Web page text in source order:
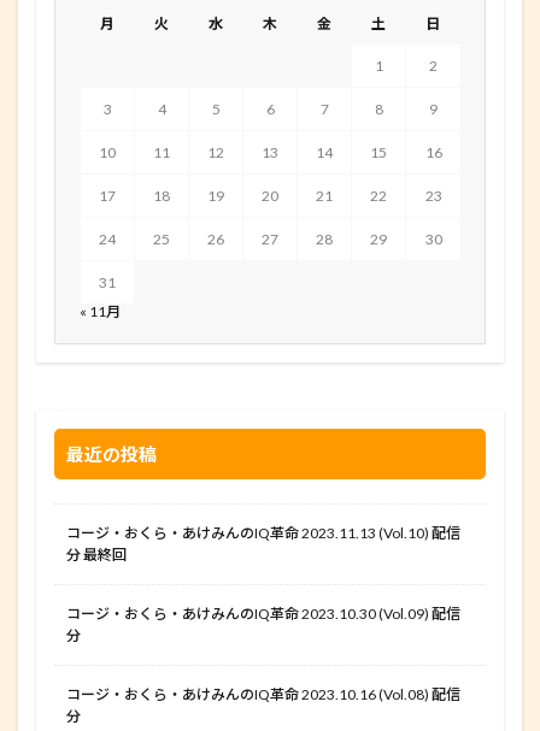
月 火 水 木 金 土 日
1 2
3 4 5 6 7 8 9
10 11 12 13 14 15 16
17 18 19 20 21 22 23
24 25 26 27 28 29 30
31
« 11月
最近の投稿
コージ・おくら・あけみんのIQ革命 2023.11.13 (Vol.10) 配信
分 最終回
コージ・おくら・あけみんのIQ革命 2023.10.30 (Vol.09) 配信
分
コージ・おくら・あけみんのIQ革命 2023.10.16 (Vol.08) 配信
分